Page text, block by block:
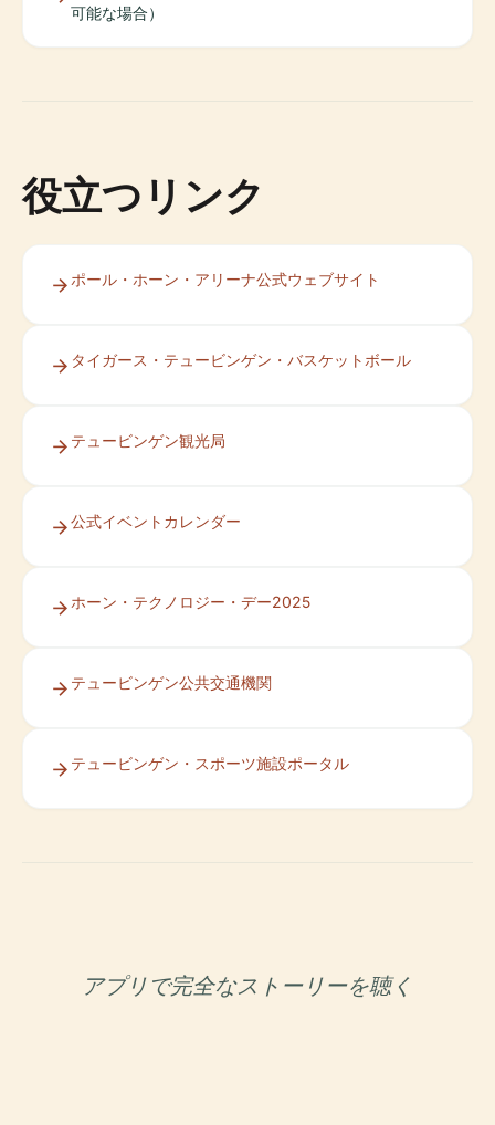
可能な場合）
役立つリンク
ポール・ホーン・アリーナ公式ウェブサイト
タイガース・テュービンゲン・バスケットボール
テュービンゲン観光局
公式イベントカレンダー
ホーン・テクノロジー・デー2025
テュービンゲン公共交通機関
テュービンゲン・スポーツ施設ポータル
アプリで完全なストーリーを聴く